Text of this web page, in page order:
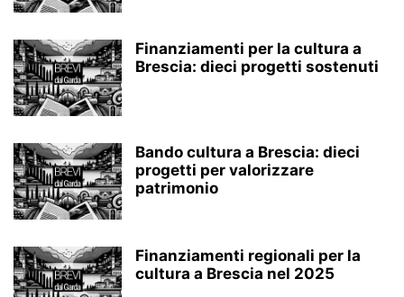
Finanziamenti per la cultura a
Brescia: dieci progetti sostenuti
Bando cultura a Brescia: dieci
progetti per valorizzare
patrimonio
Finanziamenti regionali per la
cultura a Brescia nel 2025